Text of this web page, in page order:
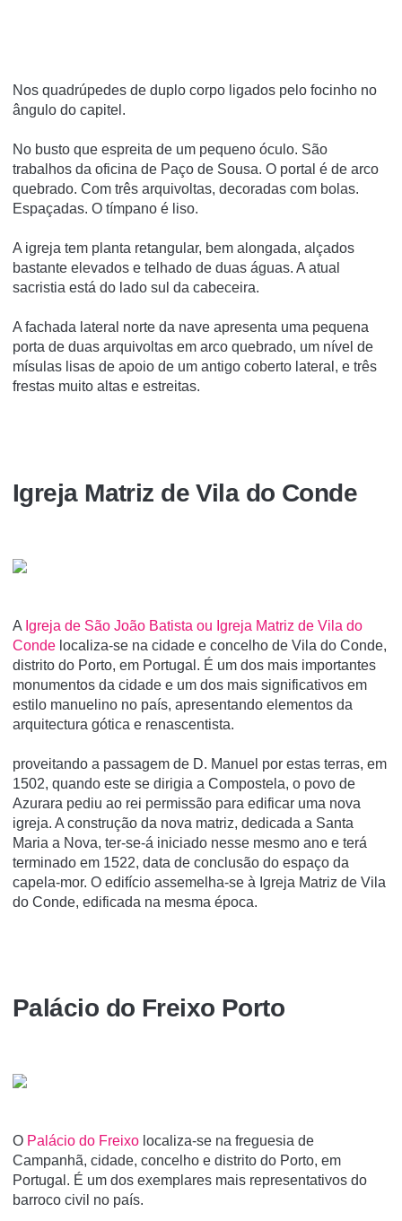
Nos quadrúpedes de duplo corpo ligados pelo focinho no
ângulo do capitel.
No busto que espreita de um pequeno óculo. São
trabalhos da oficina de Paço de Sousa. O portal é de arco
quebrado. Com três arquivoltas, decoradas com bolas.
Espaçadas. O tímpano é liso.
A igreja tem planta retangular, bem alongada, alçados
bastante elevados e telhado de duas águas. A atual
sacristia está do lado sul da cabeceira.
A fachada lateral norte da nave apresenta uma pequena
porta de duas arquivoltas em arco quebrado, um nível de
mísulas lisas de apoio de um antigo coberto lateral, e três
frestas muito altas e estreitas.
Igreja Matriz de Vila do Conde
A Igreja de São João Batista ou Igreja Matriz de Vila do
Conde localiza-se na cidade e concelho de Vila do Conde,
distrito do Porto, em Portugal. É um dos mais importantes
monumentos da cidade e um dos mais significativos em
estilo manuelino no paí­s, apresentando elementos da
arquitectura gótica e renascentista.
proveitando a passagem de D. Manuel por estas terras, em
1502, quando este se dirigia a Compostela, o povo de
Azurara pediu ao rei permissão para edificar uma nova
igreja. A construção da nova matriz, dedicada a Santa
Maria a Nova, ter-se-á iniciado nesse mesmo ano e terá
terminado em 1522, data de conclusão do espaço da
capela-mor. O edifício assemelha-se à Igreja Matriz de Vila
do Conde, edificada na mesma época.
Palácio do Freixo Porto
O Palácio do Freixo localiza-se na freguesia de
Campanhã, cidade, concelho e distrito do Porto, em
Portugal. É um dos exemplares mais representativos do
barroco civil no paí­s.